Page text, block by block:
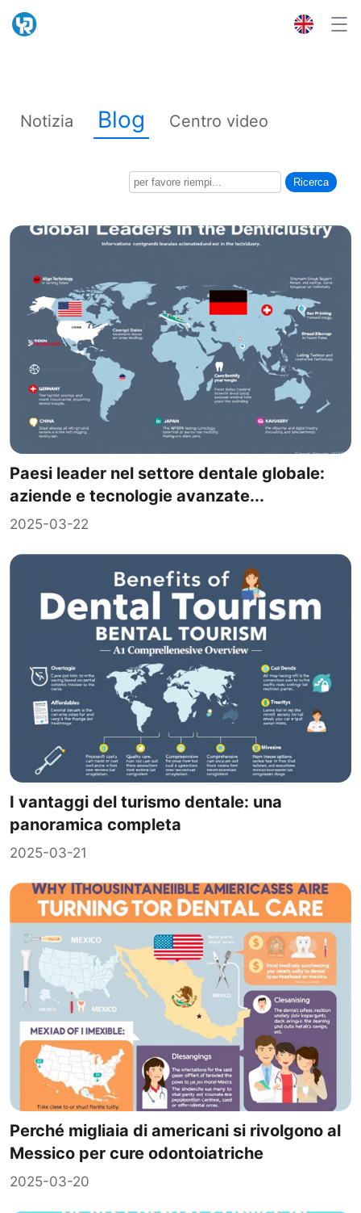
Notizia Blog Centro video
Ricerca
Paesi leader nel settore dentale globale:
aziende e tecnologie avanzate...
2025-03-22
I vantaggi del turismo dentale: una
panoramica completa
2025-03-21
Perché migliaia di americani si rivolgono al
Messico per cure odontoiatriche
2025-03-20